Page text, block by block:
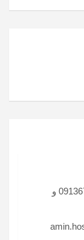
شماره های همراه مدیریت شرکت: 09136729270 و